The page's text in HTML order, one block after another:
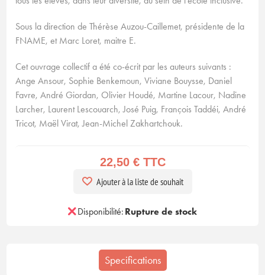
Sous la direction de Thérèse Auzou-Caillemet, présidente de la
FNAME, et Marc Loret, maitre E.
Cet ouvrage collectif a été co-écrit par les auteurs suivants :
Ange Ansour, Sophie Benkemoun, Viviane Bouysse, Daniel
Favre, André Giordan, Olivier Houdé, Martine Lacour, Nadine
Larcher, Laurent Lescouarch, José Puig, François Taddéi, André
Tricot, Maël Virat, Jean-Michel Zakhartchouk.
22,50 € TTC
Ajouter à la liste de souhait
Disponibilité: Rupture de stock
Specifications